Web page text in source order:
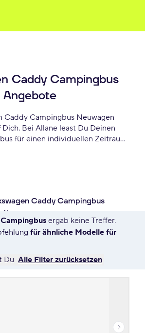
Caddy Campingbus
Angebote
Caddy Campingbus Neuwagen
Bei Allane least Du Deinen
für einen individuellen Zeitraum
kaufen möchtest oder
Caddy Campingbus
Suche
Campingbus ergab keine Treffer.
für ähnliche Modelle für
Du Alle Filter zurücksetzen